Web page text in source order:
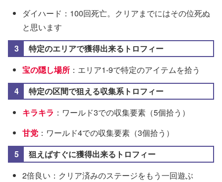
ダイハード：100回死亡。クリアまでにはその位死ぬ
と思います
特定のエリアで獲得出来るトロフィー
宝の隠し場所 ：エリア1-9で特定のアイテムを拾う
特定の区間で狙える収集系トロフィー
キラキラ ：ワールド3での収集要素（5個拾う）
甘党 ：ワールド4での収集要素（3個拾う）
狙えばすぐに獲得出来るトロフィー
2倍良い：クリア済みのステージをもう一回遊ぶ